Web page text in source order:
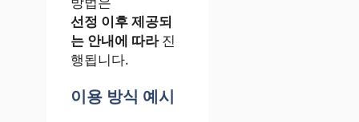
선정 이후 제공되
는 안내에 따라진
행됩니다.
이용 방식 예시